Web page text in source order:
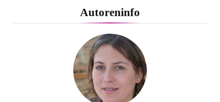
Studie sieht LCC zum siebten
Mal in Folge vorn
Cool down am Hintertuxer
Gletscher
Ägypten erleben mit Builder
Autoreninfo